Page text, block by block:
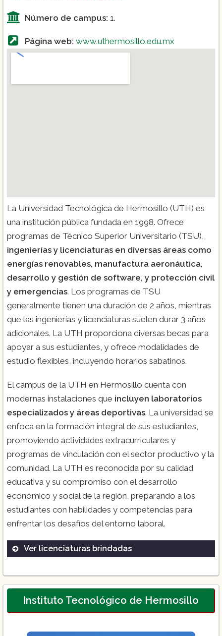
Número de campus: 1.
Página web: www.uthermosillo.edu.mx
La Universidad Tecnológica de Hermosillo (UTH) es
una institución pública fundada en 1998. Ofrece
programas de Técnico Superior Universitario (TSU),
ingenierías y licenciaturas en diversas áreas como
energías renovables, manufactura aeronáutica,
desarrollo y gestión de software, y protección civil
y emergencias. Los programas de TSU
generalmente tienen una duración de 2 años, mientras
que las ingenierías y licenciaturas suelen durar 3 años
adicionales. La UTH proporciona diversas becas para
apoyar a sus estudiantes, y ofrece modalidades de
estudio flexibles, incluyendo horarios sabatinos​.
El campus de la UTH en Hermosillo cuenta con
modernas instalaciones que incluyen laboratorios
especializados y áreas deportivas. La universidad se
enfoca en la formación integral de sus estudiantes,
promoviendo actividades extracurriculares y
programas de vinculación con el sector productivo y la
comunidad. La UTH es reconocida por su calidad
educativa y su compromiso con el desarrollo
económico y social de la región, preparando a los
estudiantes con habilidades y competencias para
enfrentar los desafíos del entorno laboral​.
Ver licenciaturas brindadas
Licenciatura en Protección Civil y
Emergencias
Ingeniería en Energías Renovables
Instituto Tecnológico de Hermosillo